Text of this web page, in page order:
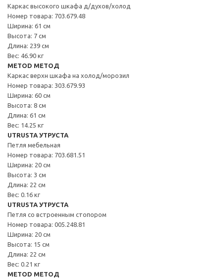
Каркас высокого шкафа д/духов/холод
Номер товара: 703.679.48
Ширина: 61 см
Высота: 7 см
Длина: 239 см
Вес: 46.90 кг
METOD МЕТОД
Каркас верхн шкафа на холод/морозил
Номер товара: 303.679.93
Ширина: 60 см
Высота: 8 см
Длина: 61 см
Вес: 14.25 кг
UTRUSTA УТРУСТА
Петля мебельная
Номер товара: 703.681.51
Ширина: 20 см
Высота: 3 см
Длина: 22 см
Вес: 0.16 кг
UTRUSTA УТРУСТА
Петля со встроенным стопором
Номер товара: 005.248.81
Ширина: 20 см
Высота: 15 см
Длина: 22 см
Вес: 0.21 кг
METOD МЕТОД